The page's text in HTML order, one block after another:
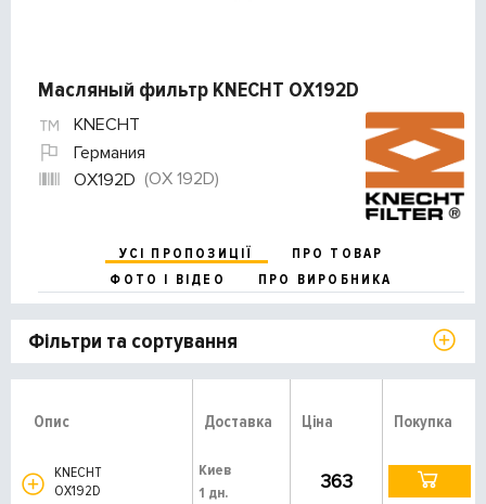
Масляный фильтр KNECHT OX192D
KNECHT
Германия
OX192D (OX 192D)
УСІ ПРОПОЗИЦІЇ
ПРО ТОВАР
ФОТО І ВІДЕО
ПРО ВИРОБНИКА
Фільтри та сортування
Опис Доставка Ціна Покупка
KNECHT
OX192D
Киев
1 дн.
363